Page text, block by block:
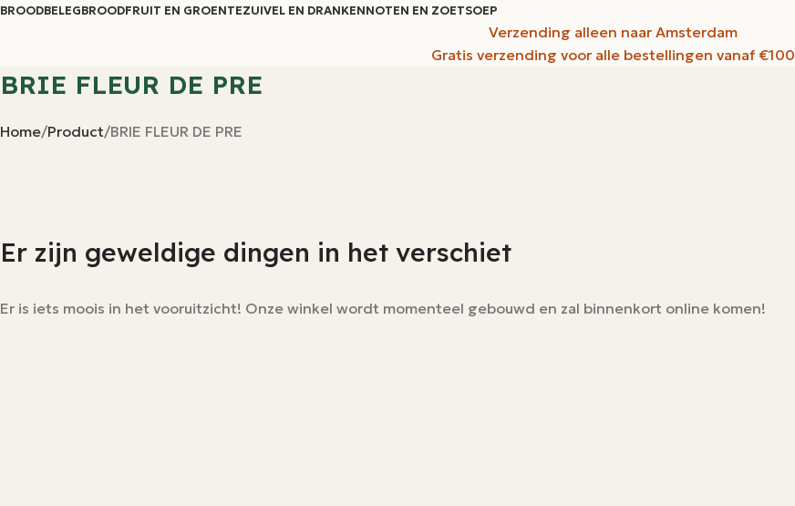
BROODBELEGBROODFRUIT EN GROENTEZUIVEL EN DRANKENNOTEN EN ZOETSOEP
Verzending alleen naar Amsterdam
Gratis verzending voor alle bestellingen vanaf €100
BRIE FLEUR DE PRE
Home Product BRIE FLEUR DE PRE
Er zijn geweldige dingen in het verschiet
Er is iets moois in het vooruitzicht! Onze winkel wordt momenteel gebouwd en zal binnenkort online komen!